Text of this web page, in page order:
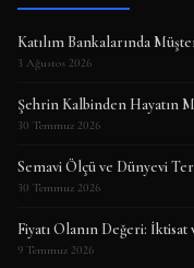
Katılım Bankalarında
3 Ağustos 2026
Şehrin Kalbinden Hayatın
30 Temmuz 2026
Semavi Ölçü ve Dünyevi
30 Temmuz 2026
Fiyatı Olanın Değeri: İktisat
9 Temmuz 2026